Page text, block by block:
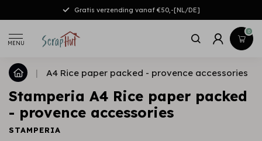
Gratis verzending vanaf €50,-[NL/DE]
MENU
0
| A4 Rice paper packed - provence accessories
Stamperia A4 Rice paper packed
- provence accessories
STAMPERIA